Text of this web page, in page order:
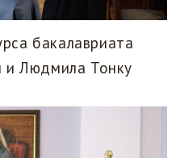
бакалавриата
и Людмила Тонку